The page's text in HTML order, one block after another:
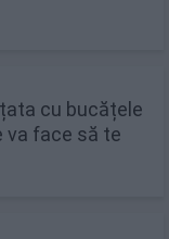
cu bucățele
va face să te